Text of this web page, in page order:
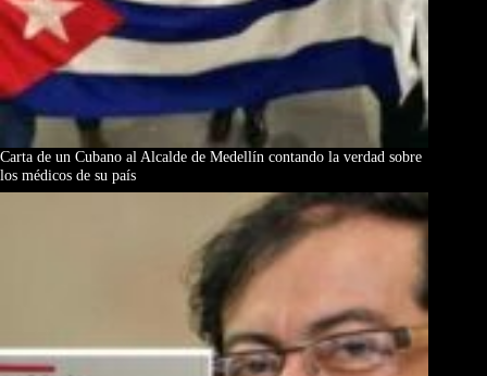
Carta de un Cubano al Alcalde de Medellín contando la verdad sobre
los médicos de su país